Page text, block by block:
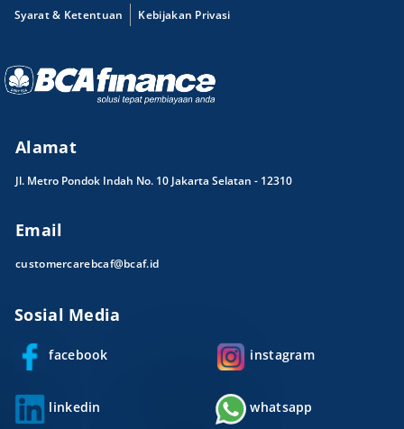
Syarat & Ketentuan
Kebijakan Privasi
Alamat
Jl. Metro Pondok Indah No. 10 Jakarta Selatan - 12310
Email
customercarebcaf@bcaf.id
Sosial Media
facebook instagram
linkedin whatsapp